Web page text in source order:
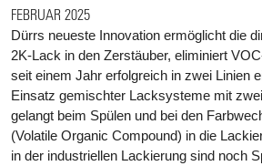
FEBRUAR 2025
Dürrs neueste Innovation ermöglicht die
2K-Lack in den Zerstäuber, eliminiert
seit einem Jahr erfolgreich in zwei Linien
Einsatz gemischter Lacksysteme mit
gelangt beim Spülen und bei den
(Volatile Organic Compound) in die
in der industriellen Lackierung sind noch